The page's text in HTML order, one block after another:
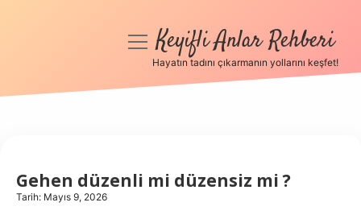
Anasayfa
Hakkımızda
menüyüKeyifli Anlar Rehberi
Hayatın tadını çıkarmanın yollarını keşfet!
Gehen düzenli mi düzensiz mi ?
Tarih: Mayıs 9, 2026